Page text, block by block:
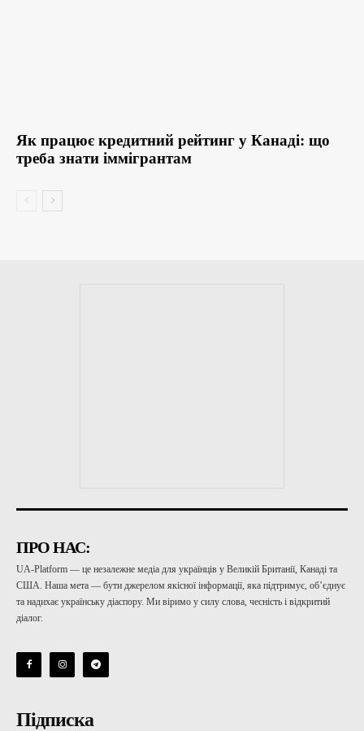
Як працює кредитний рейтинг у Канаді: що
треба знати іммігрантам
ПРО НАС:
UA-Platform — це незалежне медіа для українців у Великій Британії, Канаді та
США. Наша мета — бути джерелом якісної інформації, яка підтримує, об’єднує
та надихає українську діаспору. Ми віримо у силу слова, чесність і відкритий
діалог.
Підписка